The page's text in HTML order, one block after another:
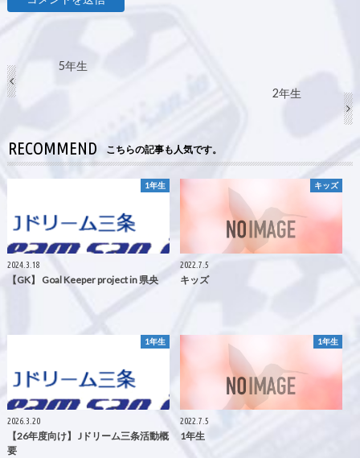
5年生
2年生
RECOMMEND こちらの記事も人気です。
1年生
2024.3.18
【GK】 Goal Keeper project in 県央
キッズ
2022.7.5
キッズ
1年生
2026.3.20
【26年度向け】 Jドリーム三条活動概
要
1年生
2022.7.5
1年生